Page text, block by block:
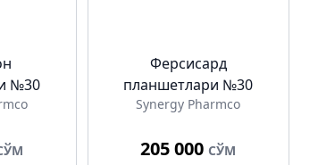
№30
Ферсиcард
планшетлари №30
Synergy Pharmco
205 000 СЎМ